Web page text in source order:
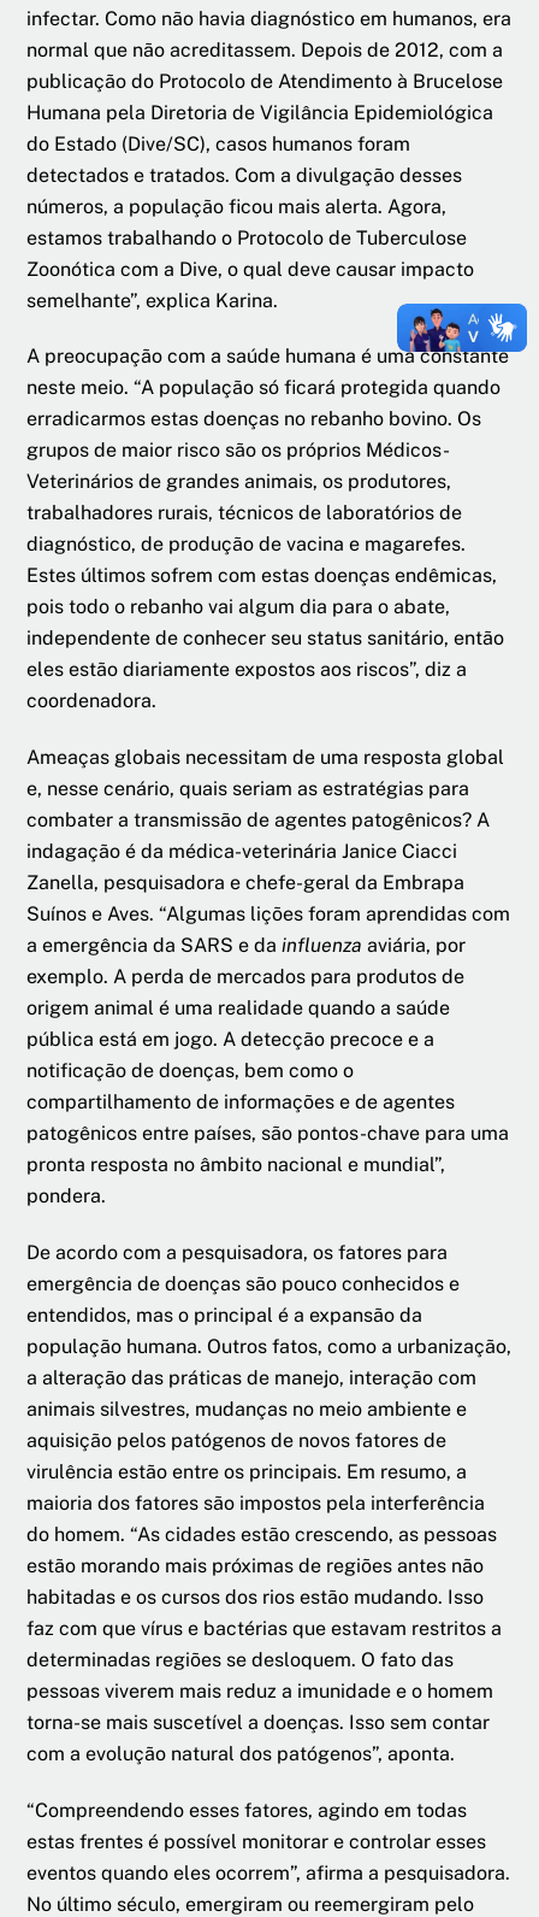
infectar. Como não havia diagnóstico em humanos, era
normal que não acreditassem. Depois de 2012, com a
publicação do Protocolo de Atendimento à Brucelose
Humana pela Diretoria de Vigilância Epidemiológica
do Estado (Dive/SC), casos humanos foram
detectados e tratados. Com a divulgação desses
números, a população ficou mais alerta. Agora,
estamos trabalhando o Protocolo de Tuberculose
Zoonótica com a Dive, o qual deve causar impacto
semelhante”, explica Karina.
A preocupação com a saúde humana é uma constante
neste meio. “A população só ficará protegida quando
erradicarmos estas doenças no rebanho bovino. Os
grupos de maior risco são os próprios Médicos-
Veterinários de grandes animais, os produtores,
trabalhadores rurais, técnicos de laboratórios de
diagnóstico, de produção de vacina e magarefes.
Estes últimos sofrem com estas doenças endêmicas,
pois todo o rebanho vai algum dia para o abate,
independente de conhecer seu status sanitário, então
eles estão diariamente expostos aos riscos”, diz a
coordenadora.
Ameaças globais necessitam de uma resposta global
e, nesse cenário, quais seriam as estratégias para
combater a transmissão de agentes patogênicos? A
indagação é da médica-veterinária Janice Ciacci
Zanella, pesquisadora e chefe-geral da Embrapa
Suínos e Aves. “Algumas lições foram aprendidas com
a emergência da SARS e dainfluenza aviária, por
exemplo. A perda de mercados para produtos de
origem animal é uma realidade quando a saúde
pública está em jogo. A detecção precoce e a
notificação de doenças, bem como o
compartilhamento de informações e de agentes
patogênicos entre países, são pontos-chave para uma
pronta resposta no âmbito nacional e mundial”,
pondera.
De acordo com a pesquisadora, os fatores para
emergência de doenças são pouco conhecidos e
entendidos, mas o principal é a expansão da
população humana. Outros fatos, como a urbanização,
a alteração das práticas de manejo, interação com
animais silvestres, mudanças no meio ambiente e
aquisição pelos patógenos de novos fatores de
virulência estão entre os principais. Em resumo, a
maioria dos fatores são impostos pela interferência
do homem. “As cidades estão crescendo, as pessoas
estão morando mais próximas de regiões antes não
habitadas e os cursos dos rios estão mudando. Isso
faz com que vírus e bactérias que estavam restritos a
determinadas regiões se desloquem. O fato das
pessoas viverem mais reduz a imunidade e o homem
torna-se mais suscetível a doenças. Isso sem contar
com a evolução natural dos patógenos”, aponta.
“Compreendendo esses fatores, agindo em todas
estas frentes é possível monitorar e controlar esses
eventos quando eles ocorrem”, afirma a pesquisadora.
No último século, emergiram ou reemergiram pelo